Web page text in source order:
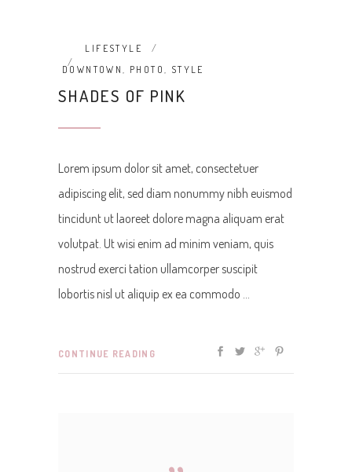
LIFESTYLE
DOWNTOWN, PHOTO, STYLE
SHADES OF PINK
Lorem ipsum dolor sit amet, consectetuer
adipiscing elit, sed diam nonummy nibh euismod
tincidunt ut laoreet dolore magna aliquam erat
volutpat. Ut wisi enim ad minim veniam, quis
nostrud exerci tation ullamcorper suscipit
lobortis nisl ut aliquip ex ea commodo
CONTINUE READING